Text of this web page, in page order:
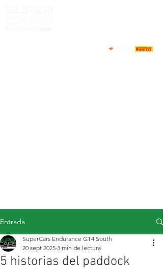
Entrada
5 historias del paddock
SuperCars Endurance GT4 South
20 sept 2025 3 min de lectura